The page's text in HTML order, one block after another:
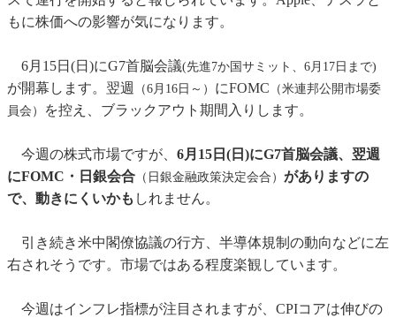
もに株価への影響が気になります。
6月15日(日)にG7首脳会議(先進7か国サミット、6月17日まで)
が開幕します。翌週 （6月16日～） にFOMC （米連邦公開市場委
員会）
を控え、ブラックアウト期間入りします。
今週の株式市場ですが、 6月15日(日)にG7首脳会議、翌週
にFOMC・日銀会合 （日銀金融政策決定会合） がありますの
で、動きにくいかも しれません。
引き続き米中閣僚協議の行方、半導体規制の動向などに左
右されそうです。市場ではある程度楽観しています。
今週はインフレ指標が注目されますが、CPIコアは伸びの